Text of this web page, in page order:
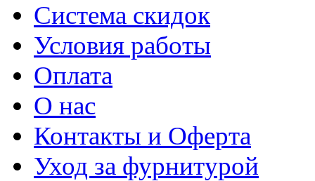
Система скидок
Условия работы
Оплата
О нас
Контакты и Оферта
Уход за фурнитурой